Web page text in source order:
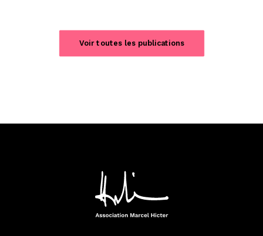
Voir toutes les publications